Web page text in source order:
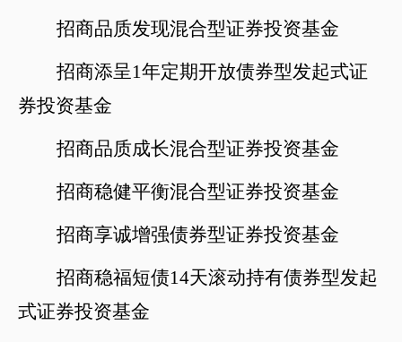
招商品质发现混合型证券投资基金
招商添呈1年定期开放债券型发起式证
券投资基金
招商品质成长混合型证券投资基金
招商稳健平衡混合型证券投资基金
招商享诚增强债券型证券投资基金
招商稳福短债14天滚动持有债券型发起
式证券投资基金